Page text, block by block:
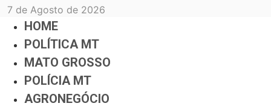
7 de Agosto de 2026
HOME
POLÍTICA MT
MATO GROSSO
POLÍCIA MT
AGRONEGÓCIO